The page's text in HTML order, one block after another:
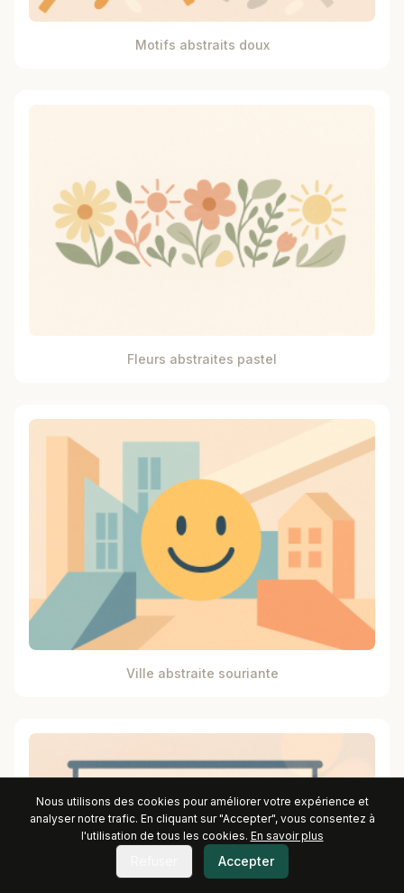
Motifs abstraits doux
Fleurs abstraites pastel
Ville abstraite souriante
Nous utilisons des cookies pour améliorer votre expérience et
analyser notre trafic. En cliquant sur "Accepter", vous consentez à
l'utilisation de tous les cookies. En savoir plus
Accepter